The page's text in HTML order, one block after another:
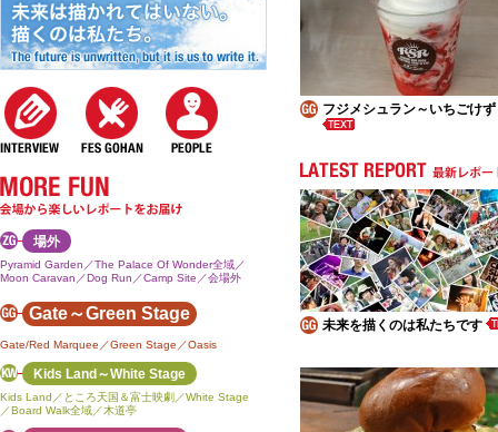
フジメシュラン～いちごけ
未来を描くのは私たちです
場外
Pyramid Garden／The Palace Of Wonder全域／
Moon Caravan／Dog Run／Camp Site／会場外
Gate～Green Stage
Gate/Red Marquee／Green Stage／Oasis
Kids Land～White Stage
Kids Land／ところ天国＆富士映劇／White Stage
／Board Walk全域／木道亭